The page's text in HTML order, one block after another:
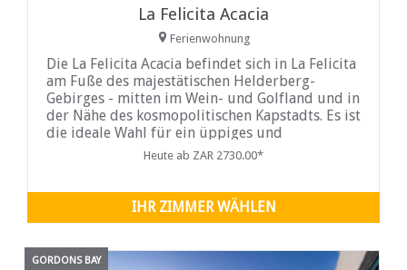
La Felicita Acacia
Ferienwohnung
Die La Felicita Acacia befindet sich in La Felicita
am Fuße des majestätischen Helderberg-
Gebirges - mitten im Wein- und Golfland und in
der Nähe des kosmopolitischen Kapstadts. Es ist
die ideale Wahl für ein üppiges und
unvergessliches Urlaubserlebnis.
Heute ab ZAR 2730.00*
IHR ZIMMER WÄHLEN
GORDONS BAY